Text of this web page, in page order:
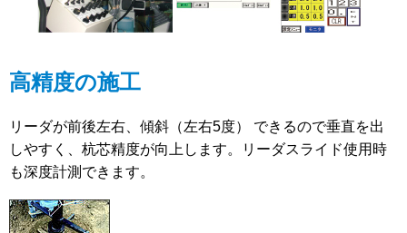
高精度の施工
リーダが前後左右、傾斜（左右5度） できるので垂直を出
しやすく、杭芯精度が向上します。リーダスライド使用時
も深度計測できます。